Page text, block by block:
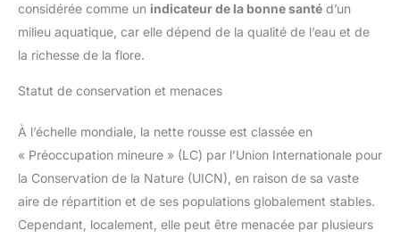
considérée comme un indicateur de la bonne santé d’un
milieu aquatique, car elle dépend de la qualité de l’eau et de
la richesse de la flore.
Statut de conservation et menaces
À l’échelle mondiale, la nette rousse est classée en
« Préoccupation mineure » (LC) par l’Union Internationale pour
la Conservation de la Nature (UICN), en raison de sa vaste
aire de répartition et de ses populations globalement stables.
Cependant, localement, elle peut être menacée par plusieurs